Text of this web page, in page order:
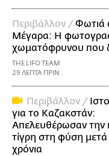
Περιβάλλον / Φωτιά
Μέγαρα: Η
χωματόφρυνου που
THE LIFO TEAM
29 ΛΕΠΤΑ ΠΡΙΝ
Περιβάλλον /
για το Καζακστάν:
Απελευθέρωσαν την
τίγρη στη φύση
χρόνια